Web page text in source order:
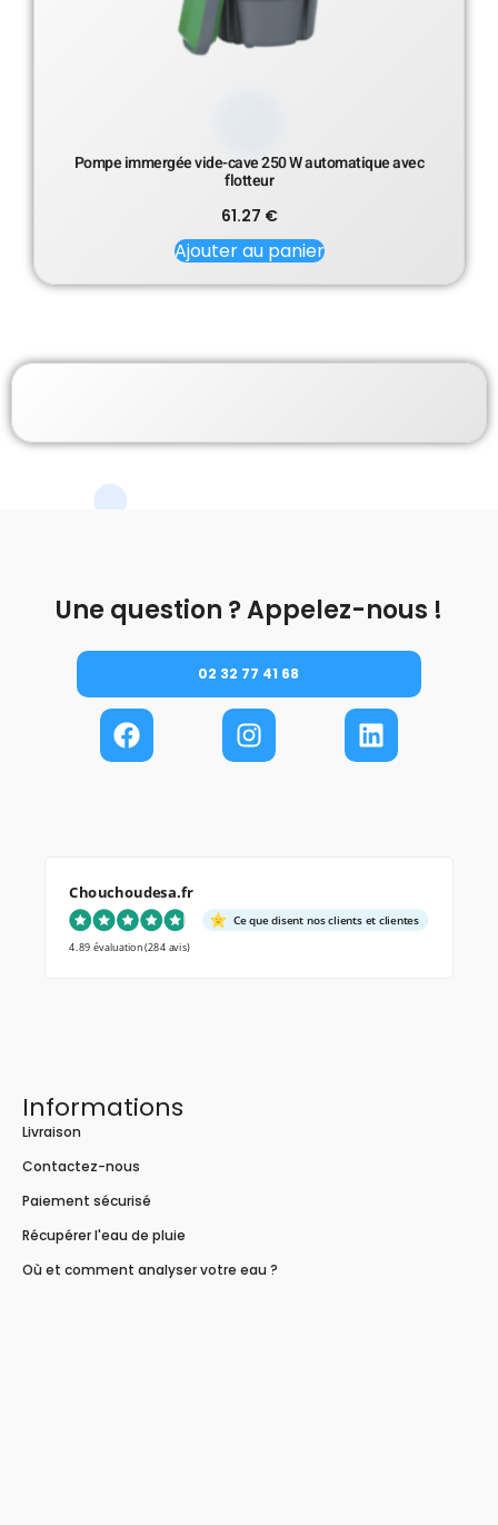
Pompe immergée vide-cave 250 W automatique avec
flotteur
61.27 €
Ajouter au panier
Une question ? Appelez-nous !
02 32 77 41 68
Chouchoudesa.fr
Ce que disent nos clients et clientes
4.89 évaluation(284 avis)
Informations
Livraison
Contactez-nous
Paiement sécurisé
Récupérer l'eau de pluie
Où et comment analyser votre eau ?